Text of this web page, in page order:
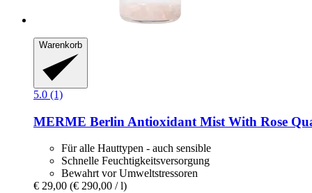
Warenkorb
5.0 (1)
MERME Berlin Antioxidant Mist With Rose
Für alle Hauttypen - auch sensible
Schnelle Feuchtigkeitsversorgung
Bewahrt vor Umweltstressoren
€ 29,00 (€ 290,00 / l)